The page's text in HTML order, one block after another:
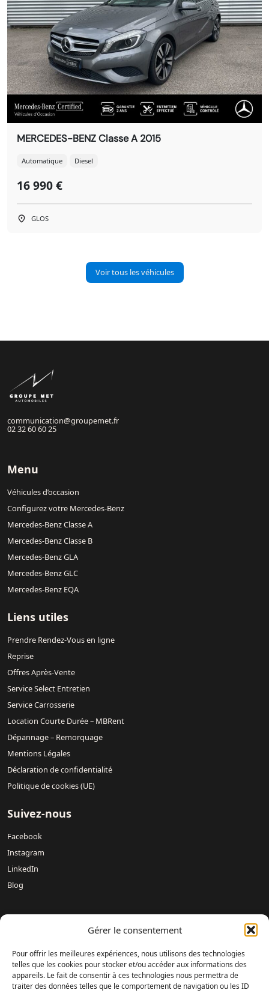
Gérer le consentement
Pour offrir les meilleures expériences, nous utilisons des technologies
telles que les cookies pour stocker et/ou accéder aux informations des
appareils. Le fait de consentir à ces technologies nous permettra de
traiter des données telles que le comportement de navigation ou les ID
MERCEDES-BENZ Classe A 2015
Automatique Diesel
16 990 €
GLOS
Voir tous les véhicules
communication@groupemet.fr
02 32 60 60 25
Menu
Véhicules d’occasion
Configurez votre Mercedes-Benz
Mercedes-Benz Classe A
Mercedes-Benz Classe B
Mercedes-Benz GLA
Mercedes-Benz GLC
Mercedes-Benz EQA
Liens utiles
Prendre Rendez-Vous en ligne
Reprise
Offres Après-Vente
Service Select Entretien
Service Carrosserie
Location Courte Durée – MBRent
Dépannage – Remorquage
Mentions Légales
Déclaration de confidentialité
Politique de cookies (UE)
Suivez-nous
Facebook
Instagram
LinkedIn
Blog
Mercedes-Benz DREUX / Mercedes-Benz
Mercedes-Benz Mondeville Caen – AUBIN NORMANDIE /
Mercedes-Benz Le Havre – LAMARTINE AUTOMOBILES /
Mercedes-Benz Magnanville – DAVIS MONGAZONS /
Mercedes-Benz Fontenay-sur-Eure – DAVIS 28 /Mercedes-Benz